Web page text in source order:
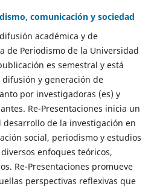
comunicación y sociedad
académica y de
de Periodismo de la Universidad
es semestral y está
y generación de
por investigadoras (es) y
Re-Presentaciones inicia un
de la investigación en
social, periodismo y estudios
enfoques teóricos,
Re-Presentaciones promueve
perspectivas reflexivas que